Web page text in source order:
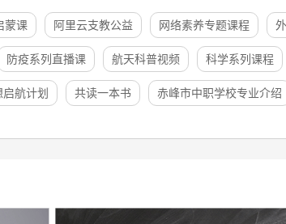
蒙课 阿里云支教公益 网络素养专题课程
防疫系列直播课 航天科普视频 科学系列课程
航计划 共读一本书 赤峰市中职学校专业介绍